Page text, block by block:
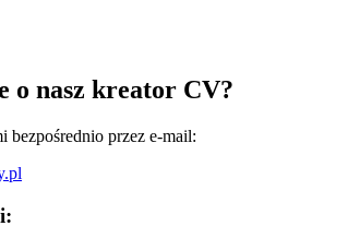
o nasz kreator CV?
bezpośrednio przez e-mail: